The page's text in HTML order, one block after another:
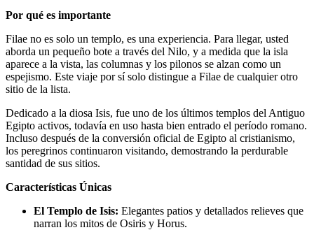
Por qué es importante
Filae no es solo un templo, es una experiencia. Para llegar, usted
aborda un pequeño bote a través del Nilo, y a medida que la isla
aparece a la vista, las columnas y los pilonos se alzan como un
espejismo. Este viaje por sí solo distingue a Filae de cualquier otro
sitio de la lista.
Dedicado a la diosa Isis, fue uno de los últimos templos del Antiguo
Egipto activos, todavía en uso hasta bien entrado el período romano.
Incluso después de la conversión oficial de Egipto al cristianismo,
los peregrinos continuaron visitando, demostrando la perdurable
santidad de sus sitios.
Características Únicas
El Templo de Isis: Elegantes patios y detallados relieves que
narran los mitos de Osiris y Horus.